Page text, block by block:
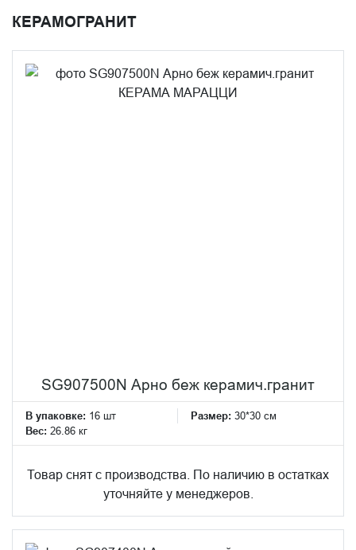
КЕРАМОГРАНИТ
SG907500N Арно беж керамич.гранит
В упаковке: 16 шт Размер: 30*30 см
Вес: 26.86 кг
Товар снят с производства. По наличию в остатках
уточняйте у менеджеров.